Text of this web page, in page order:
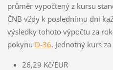
průměr vypočtený z kursu
ČNB vždy k poslednímu dni
výsledky tohoto výpočtu za
pokynu D-36. Jednotný kurs
26,29 Kč/EUR